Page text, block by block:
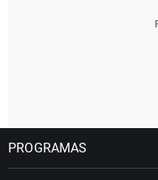
PROGRAMAS